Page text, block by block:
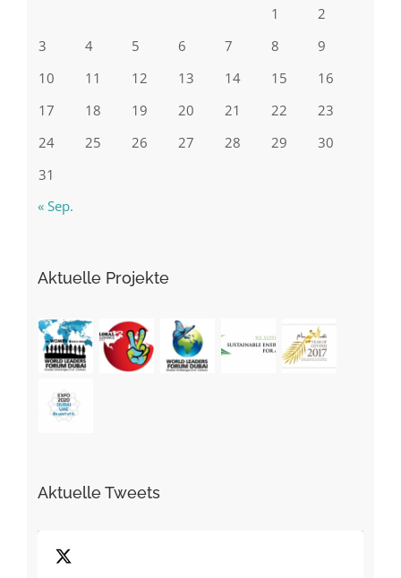
1
2
3
4 5 6 7 8
9
10
11 12 13 14 15
16
17
18 19 20 21 22
23
24
25 26 27 28 29
30
31
« Sep.
Aktuelle Projekte
Aktuelle Tweets